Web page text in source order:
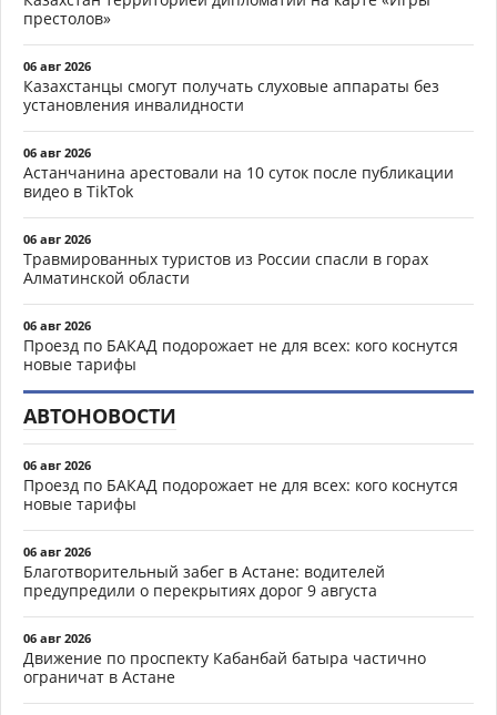
престолов»
06 авг 2026
Казахстанцы смогут получать слуховые аппараты без
установления инвалидности
06 авг 2026
Астанчанина арестовали на 10 суток после публикации
видео в TikTok
06 авг 2026
Травмированных туристов из России спасли в горах
Алматинской области
06 авг 2026
Проезд по БАКАД подорожает не для всех: кого коснутся
новые тарифы
АВТОНОВОСТИ
06 авг 2026
Проезд по БАКАД подорожает не для всех: кого коснутся
новые тарифы
06 авг 2026
Благотворительный забег в Астане: водителей
предупредили о перекрытиях дорог 9 августа
06 авг 2026
Движение по проспекту Кабанбай батыра частично
ограничат в Астане